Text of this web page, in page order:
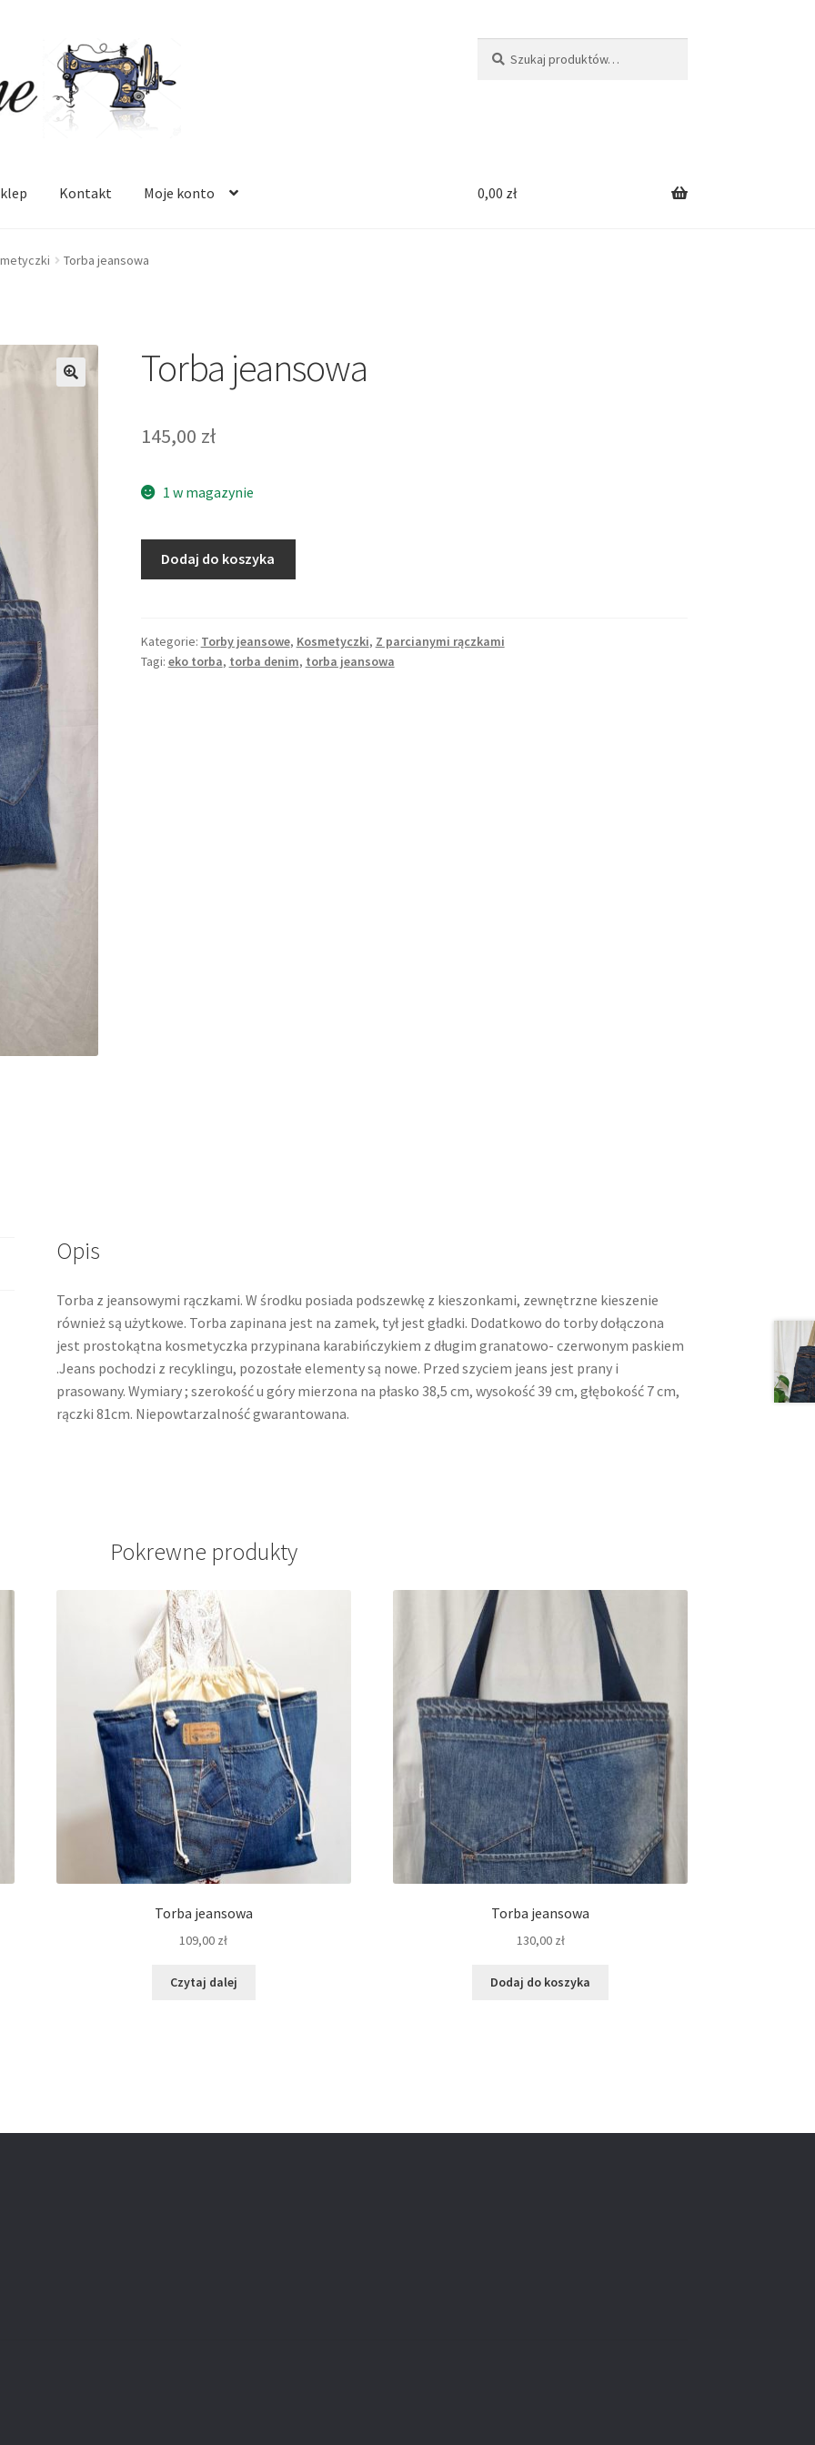
Kontakt Moje konto
Oferta Polityka prywatności
0,00 zł
Torba jeansowa
Torba jeansowa
145,00 zł
1 w magazynie
Dodaj do koszyka
Kategorie: Torby jeansowe, Kosmetyczki, Z parcianymi rączkami
Tagi: eko torba, torba denim, torba jeansowa
Opis
Torba z jeansowymi rączkami. W środku posiada podszewkę z kieszonkami, zewnętrzne kieszenie
również są użytkowe. Torba zapinana jest na zamek, tył jest gładki. Dodatkowo do torby dołączona
jest prostokątna kosmetyczka przypinana karabińczykiem z długim granatowo- czerwonym paskiem
.Jeans pochodzi z recyklingu, pozostałe elementy są nowe. Przed szyciem jeans jest prany i
prasowany. Wymiary ; szerokość u góry mierzona na płasko 38,5 cm, wysokość 39 cm, głębokość 7 cm,
rączki 81cm. Niepowtarzalność gwarantowana.
Pokrewne produkty
Torba jeansowa
109,00 zł
Czytaj dalej
Torba jeansowa
130,00 zł
Dodaj do koszyka